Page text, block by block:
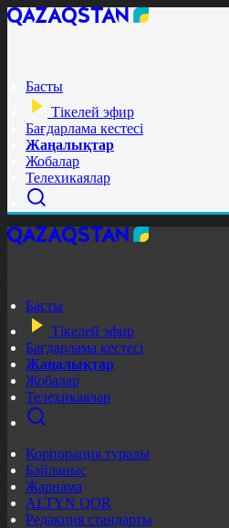
Басты
Тікелей эфир
Бағдарлама кестесі
Жаңалықтар
Жобалар
Телехикаялар
Басты
Тікелей эфир
Бағдарлама кестесі
Жаңалықтар
Жобалар
Телехикаялар
Корпорация туралы
Байланыс
Жарнама
ALTYN QOR
Редакция стандарты